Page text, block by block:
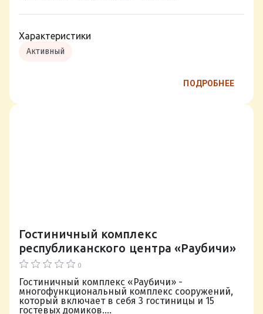
Характеристики
Активный
ПОДРОБНЕЕ
Гостиничный комплекс
республиканского центра «Раубичи»
0
Гостиничный комплекс «Раубичи» -
многофункциональный комплекс сооружений,
который включает в себя 3 гостиницы и 15
гостевых домиков....